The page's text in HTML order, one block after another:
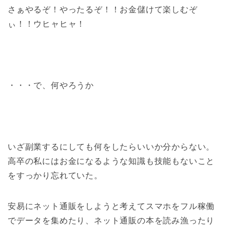
さぁやるぞ！やったるぞ！！お金儲けて楽しむぞ
ぃ！！ウヒャヒャ！
・・・で、何やろうか
いざ副業するにしても何をしたらいいか分からない。
高卒の私にはお金になるような知識も技能もないこと
をすっかり忘れていた。
安易にネット通販をしようと考えてスマホをフル稼働
でデータを集めたり、ネット通販の本を読み漁ったり